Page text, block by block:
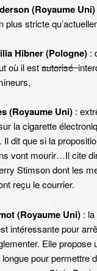
(Royaume Uni)
plus stricte
Hibner (Pologne) :
où il estautorisé
(Royaume Uni) :
la cigarette
Il dit que si la
vont mourir…Il cite
Stimson dont les
reçu le courrier.
(Royaume Uni) :
intéressante pour
Elle propose
pour permettre